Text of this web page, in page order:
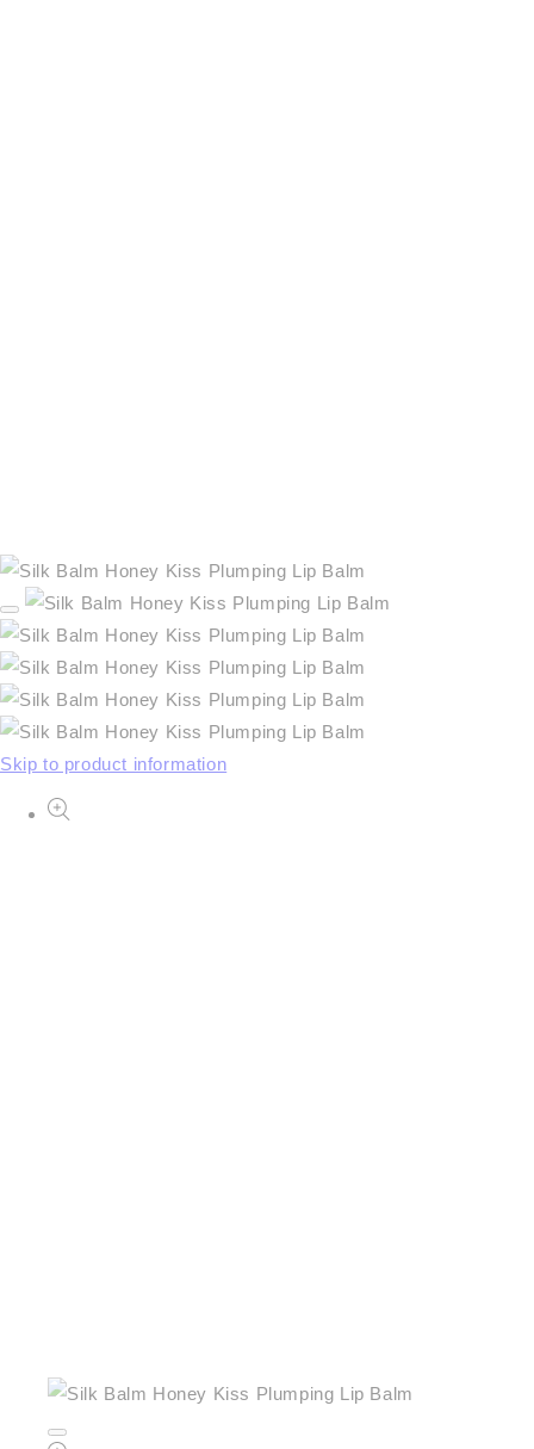
Skip to product information